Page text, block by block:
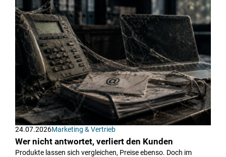
24.07.2026Marketing & Vertrieb
Wer nicht antwortet, verliert den Kunden
Produkte lassen sich vergleichen, Preise ebenso. Doch im